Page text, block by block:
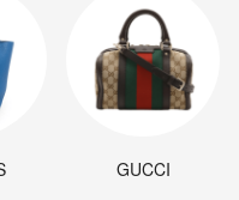
GUCCI